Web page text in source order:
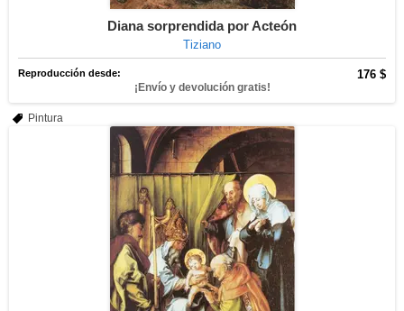
Diana sorprendida por Acteón
Tiziano
Reproducción desde: 176 $
¡Envío y devolución gratis!
Pintura